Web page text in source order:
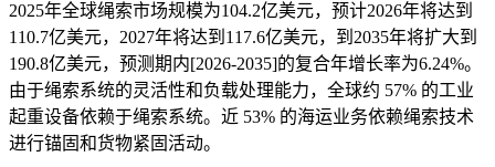
2025年全球绳索市场规模为104.2亿美元，预计2026年将达到
110.7亿美元，2027年将达到117.6亿美元，到2035年将扩大到
190.8亿美元，预测期内[2026-2035]的复合年增长率为6.24%。
由于绳索系统的灵活性和负载处理能力，全球约 57% 的工业
起重设备依赖于绳索系统。近 53% 的海运业务依赖绳索技术
进行锚固和货物紧固活动。